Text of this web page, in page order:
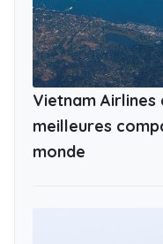
Vietnam Airlines
meilleures
monde